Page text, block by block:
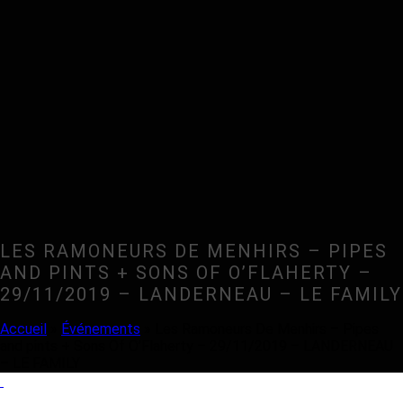
LES RAMONEURS DE MENHIRS – PIPES
AND PINTS + SONS OF O’FLAHERTY –
29/11/2019 – LANDERNEAU – LE FAMILY
Accueil Événements